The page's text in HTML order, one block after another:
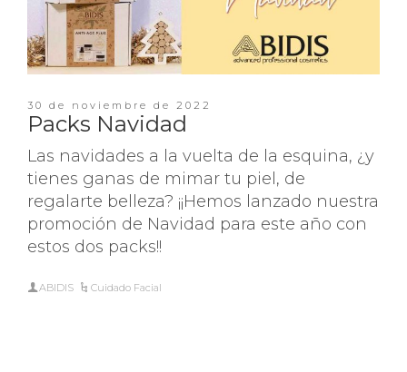
30 de noviembre de 2022
Packs Navidad
Las navidades a la vuelta de la esquina, ¿y
tienes ganas de mimar tu piel, de
regalarte belleza? ¡¡Hemos lanzado nuestra
promoción de Navidad para este año con
estos dos packs!!
ABIDIS Cuidado Facial